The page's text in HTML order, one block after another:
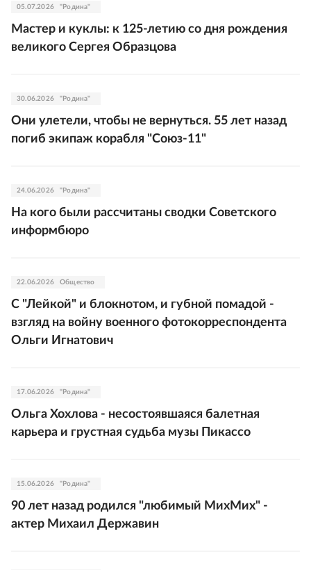
05.07.2026 "Родина"
Мастер и куклы: к 125-летию со дня рождения
великого Сергея Образцова
30.06.2026 "Родина"
Они улетели, чтобы не вернуться. 55 лет назад
погиб экипаж корабля "Союз-11"
24.06.2026 "Родина"
На кого были рассчитаны сводки Советского
информбюро
22.06.2026 Общество
С "Лейкой" и блокнотом, и губной помадой -
взгляд на войну военного фотокорреспондента
Ольги Игнатович
17.06.2026 "Родина"
Ольга Хохлова - несостоявшаяся балетная
карьера и грустная судьба музы Пикассо
15.06.2026 "Родина"
90 лет назад родился "любимый МихМих" -
актер Михаил Державин